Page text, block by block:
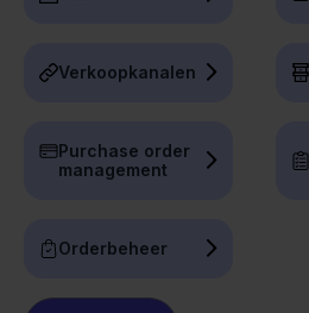
Verkoopkanalen
Purchase order
management
Orderbeheer